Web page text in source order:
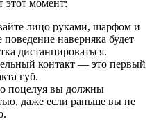
этот момент:
лицо руками, шарфом и
наверняка будет
дистанцироваться.
контакт — это первый
губ.
поцелуя вы должны
даже если раньше вы не